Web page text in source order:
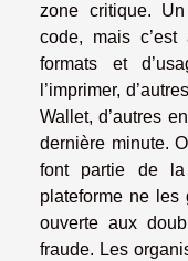
zone critique.
code, mais
formats et
l’imprimer,
Wallet, d’autres
dernière minute.
font partie de
plateforme ne les
ouverte aux
fraude. Les